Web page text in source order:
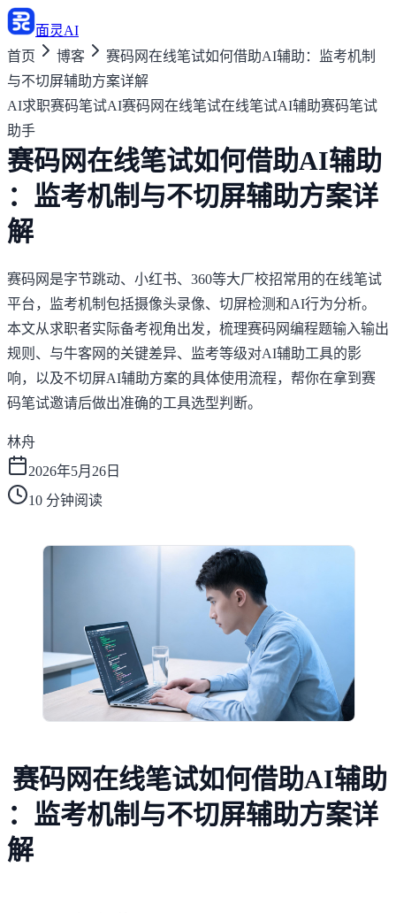
面灵AI
首页
博客
赛码网在线笔试如何借助AI辅助：监考机制
与不切屏辅助方案详解
AI求职赛码笔试AI赛码网在线笔试在线笔试AI辅助赛码笔试
助手
赛码网在线笔试如何借助AI辅助
：监考机制与不切屏辅助方案详
解
赛码网是字节跳动、小红书、360等大厂校招常用的在线笔试
平台，监考机制包括摄像头录像、切屏检测和AI行为分析。
本文从求职者实际备考视角出发，梳理赛码网编程题输入输出
规则、与牛客网的关键差异、监考等级对AI辅助工具的影
响，以及不切屏AI辅助方案的具体使用流程，帮你在拿到赛
码笔试邀请后做出准确的工具选型判断。
林舟
2026年5月26日
10 分钟阅读
赛码网在线笔试如何借助AI辅助
：监考机制与不切屏辅助方案详
解